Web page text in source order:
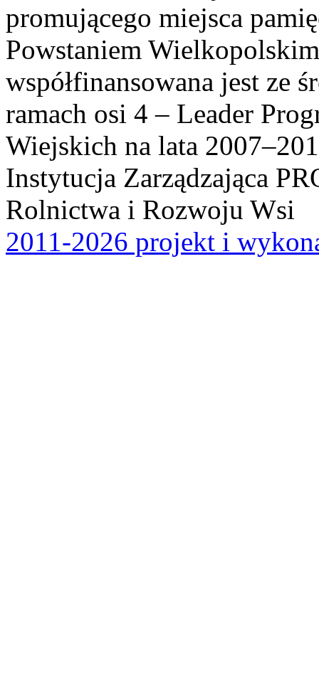
promującego miejsca
Powstaniem
współfinansowana jest ze
ramach osi 4 – Leader
Wiejskich na lata
Instytucja Zarządzająca
Rolnictwa i Rozwoju Wsi
2011-2026 projekt i